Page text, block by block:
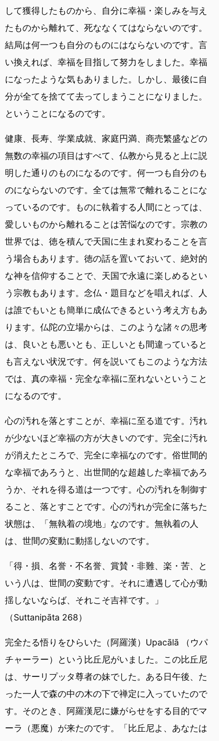
して獲得したものから、自分に幸福・楽しみを与え
たものから離れて、死ななくてはならないのです。
結局は何一つも自分のものにはならないのです。言
い換えれば、幸福を目指して努力をしました。幸福
になったような気もありました。しかし、最後に自
分が全てを捨てて去ってしまうことになりました。
ということになるのです。
健康、長寿、学業成就、家庭円満、商売繁盛などの
無数の幸福の項目はすべて、仏教から見ると上に説
明した通りのものになるのです。何一つも自分のも
のにならないのです。全ては無常で離れることにな
っているのです。ものに執着する人間にとっては、
愛しいものから離れることは苦悩なのです。宗教の
世界では、徳を積んで天国に生まれ変わることを言
う場合もあります。徳の話を置いておいて、絶対的
な神を信仰することで、天国で永遠に楽しめるとい
う宗教もあります。念仏・題目などを唱えれば、人
は誰でもいとも簡単に成仏できるという考え方もあ
ります。仏陀の立場からは、このような諸々の思考
は、良いとも悪いとも、正しいとも間違っていると
も言えない状況です。何を説いてもこのような方法
では、真の幸福・完全な幸福に至れないということ
になるのです。
心の汚れを落とすことが、幸福に至る道です。汚れ
が少ないほど幸福の方が大きいのです。完全に汚れ
が消えたところで、完全に幸福なのです。俗世間的
な幸福であろうと、出世間的な超越した幸福であろ
うか、それを得る道は一つです。心の汚れを制御す
ること、落とすことです。心の汚れが完全に落ちた
状態は、「無執着の境地」なのです。無執着の人
は、世間の変動に動揺しないのです。
「得・損、名誉・不名誉、賞賛・非難、楽・苦、と
いう八は、世間の変動です。それに遭遇して心が動
揺しないならば、それこそ吉祥です。」
（Suttanipāta 268）
完全たる悟りをひらいた（阿羅漢）Upacālā （ウパ
チャーラー）という比丘尼がいました。この比丘尼
は、サーリプッタ尊者の妹でした。ある日午後、た
った一人で森の中の木の下で禅定に入っていたので
す。そのとき、阿羅漢尼に嫌がらせをする目的でマ
ーラ（悪魔）が来たのです。「比丘尼よ、あなたは